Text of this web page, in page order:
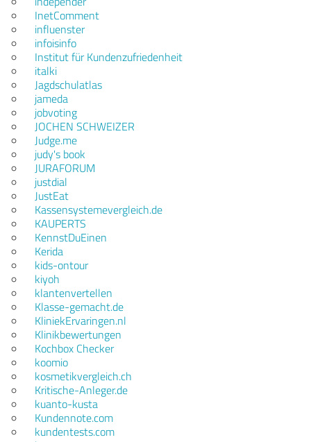
InetComment
influenster
infoisinfo
Institut für Kundenzufriedenheit
italki
Jagdschulatlas
jameda
jobvoting
JOCHEN SCHWEIZER
Judge.me
judy's book
JURAFORUM
justdial
JustEat
Kassensystemevergleich.de
KAUPERTS
KennstDuEinen
Kerida
kids-ontour
kiyoh
klantenvertellen
Klasse-gemacht.de
KliniekErvaringen.nl
Klinikbewertungen
Kochbox Checker
koomio
kosmetikvergleich.ch
Kritische-Anleger.de
kuanto-kusta
Kundennote.com
kundentests.com